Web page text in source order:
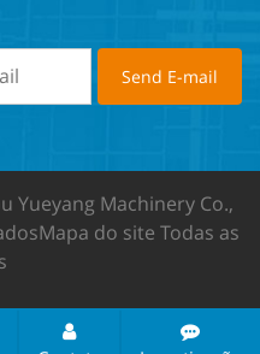
Yueyang Machinery Co.,
Mapa do site Todas as